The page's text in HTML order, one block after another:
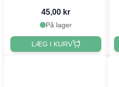
45,00 kr
På lager
LÆG I KURV